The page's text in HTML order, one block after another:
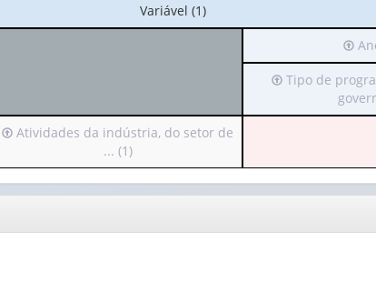
No
cabeçalho:
Variável (1)
Irá
para
o
Irá
o
apenas
1
Tipo de
Irá
o
cabeçalho
Atividades da indústria, do setor de
... (1)